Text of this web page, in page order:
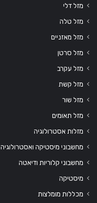
מזל דלי
מזל טלה
מזל מאזניים
מזל סרטן
מזל עקרב
מזל קשת
מזל שור
מזל תאומים
מזלות אסטרולוגיה
מחשבוני מיסטיקה ואסטרולוגיה
מחשבוני קלוריות ודיאטה
מיסטיקה
מכללות מומלצות